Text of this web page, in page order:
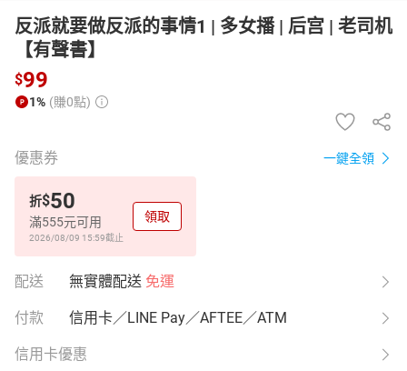
反派就要做反派的事情1 | 多女播 | 后宫 | 老司机
【有聲書】
$99
1% (賺0點)
優惠券 一鍵全領
折$50
滿555元可用
2026/08/09 15:59截止
領取
配送 無實體配送 免運
付款 信用卡／LINE Pay／AFTEE／ATM
信用卡優惠